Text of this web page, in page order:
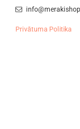
Privātuma Politika